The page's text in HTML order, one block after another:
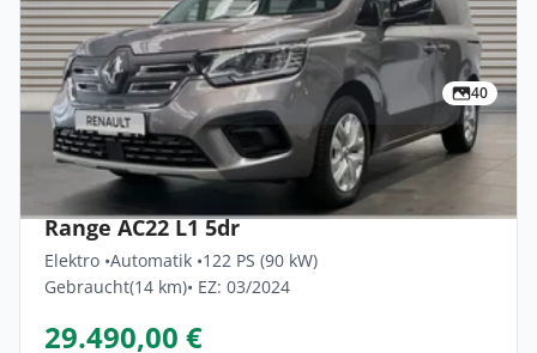
40
Privat & Gewerbe
Renault Kangoo-e-tech Techno Comfort
Range AC22 L1 5dr
Elektro •Automatik •122 PS (90 kW)
Gebraucht(14 km)• EZ: 03/2024
29.490,00 €